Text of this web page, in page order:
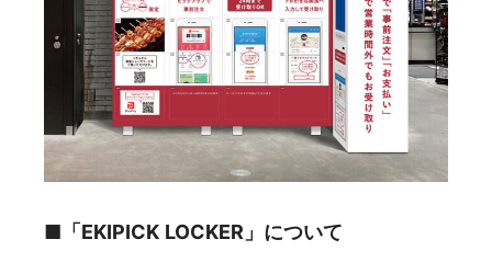
■「EKIPICK LOCKER」について